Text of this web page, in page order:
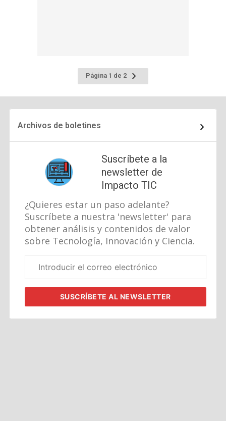
Página 1 de 2
Ir
a
Archivos de boletines
Suscríbete a la
newsletter de
Impacto TIC
¿Quieres estar un paso adelante?
Suscríbete a nuestra 'newsletter' para
obtener análisis y contenidos de valor
sobre Tecnología, Innovación y Ciencia.
electrónico
SUSCRÍBETEAL NEWSLETTER